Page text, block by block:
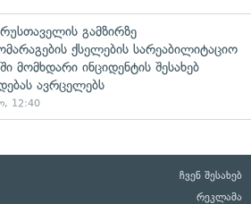
რუსთაველის გამზირზე
ქსელების სარეაბილიტაციო
მომხდარი ინციდენტის შესახებ
ავრცელებს
12:40
ჩვენ შესახებ
რეკლამა